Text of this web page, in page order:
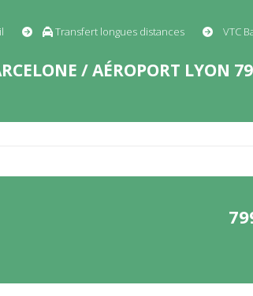
Transfert longues distances VTC
/ AÉROPORT LYON